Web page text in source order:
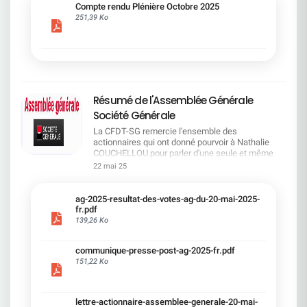
cadre du dialogue social.Bonne lecture !
Compte rendu Plénière Octobre 2025
251,39 Ko
Résumé de l'Assemblée Générale
Société Générale
La CFDT-SG remercie l'ensemble des
actionnaires qui ont donné pourvoir à Nathalie
COUCHELLOU pour parler d'une seule et même
voix.L'assemblée Générale s'est ouverte avec 4
souligné la forte amélioration en 2024 de tous les
facteurs financiers et le premier trimestre 2025
encourageant.Le Directeur Général, Slawomir
solide. Etre une banque simple et intégrée. Etre
une banque efficace. Etre une banque rentable. Le
22 mai 25
ag-2025-resultat-des-votes-ag-du-20-mai-2025-
fr.pdf
139,26 Ko
communique-presse-post-ag-2025-fr.pdf
151,22 Ko
lettre-actionnaire-assemblee-generale-20-mai-